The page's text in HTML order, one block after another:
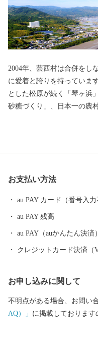
2004年、芸西村は合併をしないと決
に愛着と誇りを持っています。 白く輝く砂浜と風に揺れ
とした松原が続く「琴ヶ浜
砂糖づくり」、日本一の農
の世代に受け継ぐため、村
お支払い方法
au PAY カード（番号入力
au PAY 残高
au PAY（auかんたん決
クレジットカード決済（
お申し込みに関して
不明点がある場合、お問い
AQ）」 に掲載しております